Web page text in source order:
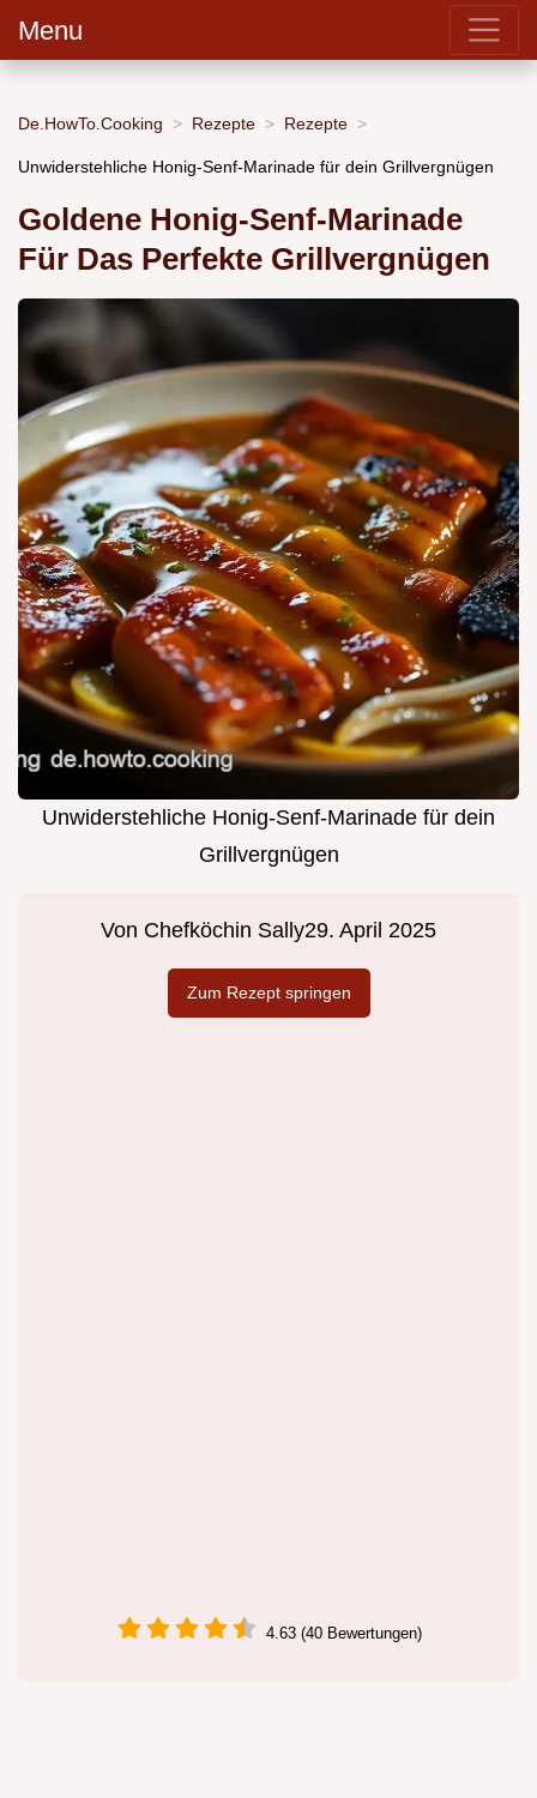
Menu
De.HowTo.Cooking Rezepte Rezepte
Unwiderstehliche Honig-Senf-Marinade für dein Grillvergnügen
Goldene Honig-Senf-Marinade
Für Das Perfekte Grillvergnügen
Unwiderstehliche Honig-Senf-Marinade für dein
Grillvergnügen
Von Chefköchin Sally29. April 2025
Zum Rezept springen
4.63 (40 Bewertungen)